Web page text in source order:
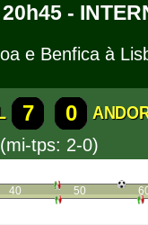
-
e Benfica à
7 0
(mi-tps: 2-0)
40 50